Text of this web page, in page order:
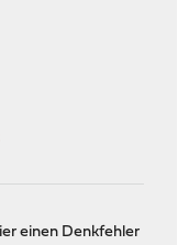
einen Denkfehler